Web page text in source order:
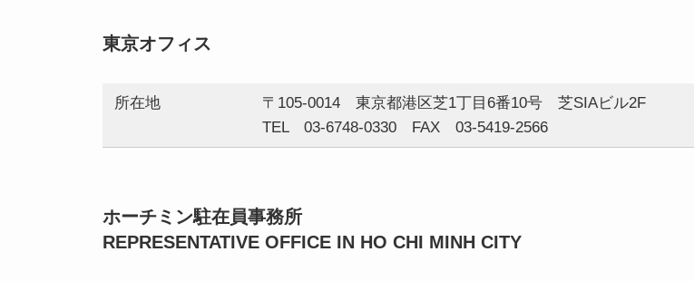
東京オフィス
所在地
〒105-0014 東京都港区芝1丁目6番10号 芝SIAビル2F
TEL 03-6748-0330 FAX 03-5419-2566
ホーチミン駐在員事務所
REPRESENTATIVE OFFICE IN HO CHI MINH CITY